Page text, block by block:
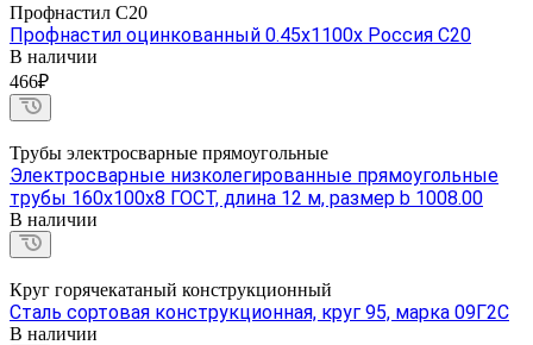
Профнастил С20
Профнастил оцинкованный 0.45х1100х Россия С20
В наличии
466₽
Трубы электросварные прямоугольные
Электросварные низколегированные прямоугольные
трубы 160х100х8 ГОСТ, длина 12 м, размер b 1008.00
В наличии
Круг горячекатаный конструкционный
Сталь сортовая конструкционная, круг 95, марка 09Г2С
В наличии